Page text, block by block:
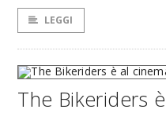
LEGGI
The Bikeriders